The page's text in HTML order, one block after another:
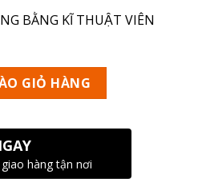
BẰNG KĨ THUẬT VIÊN
GIỎ HÀNG
hàng tận nơi